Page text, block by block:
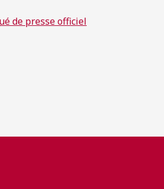
de presse officiel